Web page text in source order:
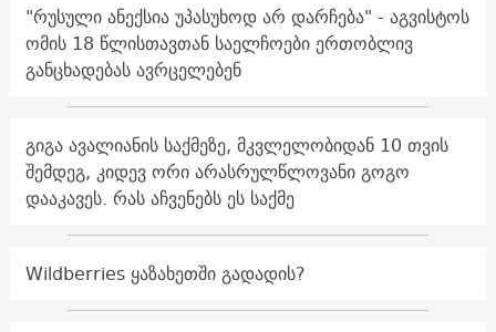
"რუსული ანექსია უპასუხოდ არ დარჩება" - აგვისტოს
ომის 18 წლისთავთან საელჩოები ერთობლივ
განცხადებას ავრცელებენ
გიგა ავალიანის საქმეზე, მკვლელობიდან 10 თვის
შემდეგ, კიდევ ორი არასრულწლოვანი გოგო
დააკავეს. რას აჩვენებს ეს საქმე
Wildberries ყაზახეთში გადადის?